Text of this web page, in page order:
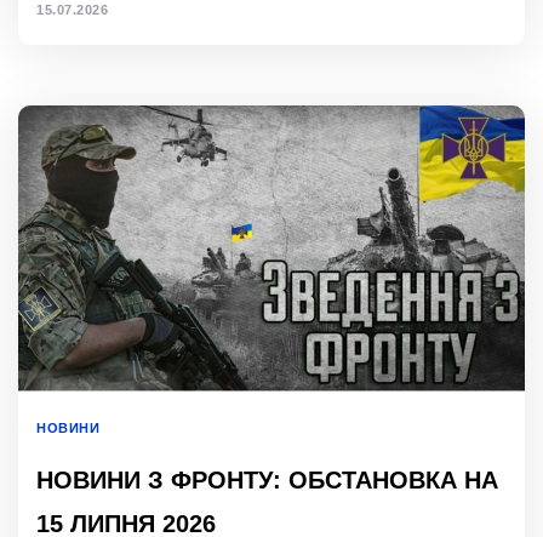
15.07.2026
НОВИНИ
НОВИНИ З ФРОНТУ: ОБСТАНОВКА НА
15 ЛИПНЯ 2026